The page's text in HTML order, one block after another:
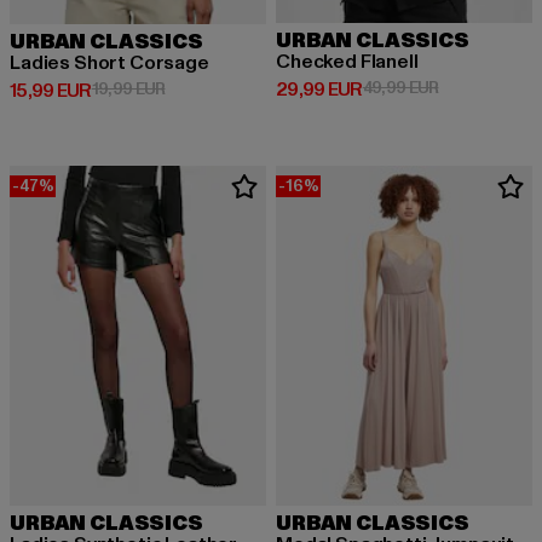
URBAN CLASSICS
Ladies Short Corsage
15,99 EUR
Derzeitiger Preis: 15,99 EUR
19,99 EURAktionspreis: 19,99 EUR
URBAN CLASSICS
Checked Flanell
29,99 EUR
Derzeitiger Preis: 29,99 EUR
49,99 EURAktionspreis:
-47%
URBAN CLASSICS
-16%
URBAN CLASSICS